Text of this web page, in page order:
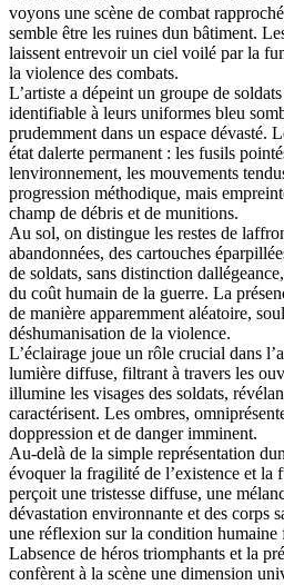
voyons une scène de combat
semble être les ruines dun bâtiment.
laissent entrevoir un ciel voilé par la
la violence des combats.
L’artiste a dépeint un groupe de
identifiable à leurs uniformes bleu
prudemment dans un espace dévasté.
état dalerte permanent : les fusils
lenvironnement, les mouvements
progression méthodique, mais
champ de débris et de munitions.
Au sol, on distingue les restes de
abandonnées, des cartouches
de soldats, sans distinction
du coût humain de la guerre. La
de manière apparemment aléatoire,
déshumanisation de la violence.
L’éclairage joue un rôle crucial dans
lumière diffuse, filtrant à travers les
illumine les visages des soldats,
caractérisent. Les ombres,
doppression et de danger imminent.
Au-delà de la simple représentation
évoquer la fragilité de l’existence et la
perçoit une tristesse diffuse, une
dévastation environnante et des corps
une réflexion sur la condition humaine
Labsence de héros triomphants et la
confèrent à la scène une dimension